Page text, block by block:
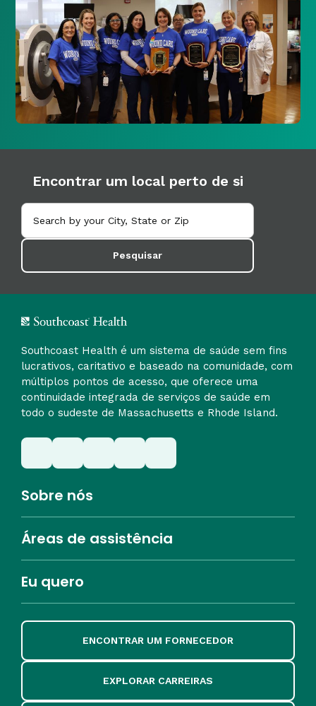
Encontrar um local perto de si
Pesquisar
Southcoast Health é um sistema de saúde sem fins
lucrativos, caritativo e baseado na comunidade, com
múltiplos pontos de acesso, que oferece uma
continuidade integrada de serviços de saúde em
todo o sudeste de Massachusetts e Rhode Island.
Sobre nós
Áreas de assistência
Eu quero
ENCONTRAR UM FORNECEDOR
EXPLORAR CARREIRAS